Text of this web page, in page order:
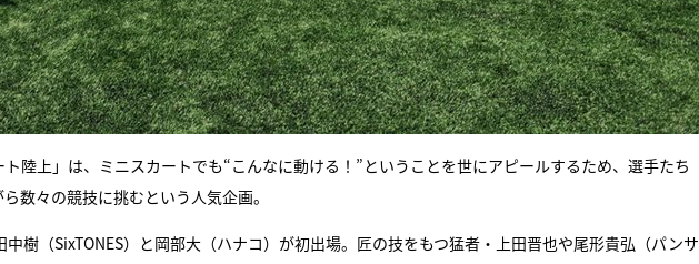
陸上」は、ミニスカートでも“こんなに動ける！”ということを世にアピールするため、選手たち
数々の競技に挑むという人気企画。
樹（SixTONES）と岡部大（ハナコ）が初出場。匠の技をもつ猛者・上田晋也や尾形貴弘（パンサ